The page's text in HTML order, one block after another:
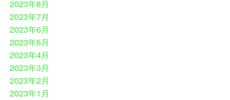
2023年8月
2023年7月
2023年6月
2023年5月
2023年4月
2023年3月
2023年2月
2023年1月